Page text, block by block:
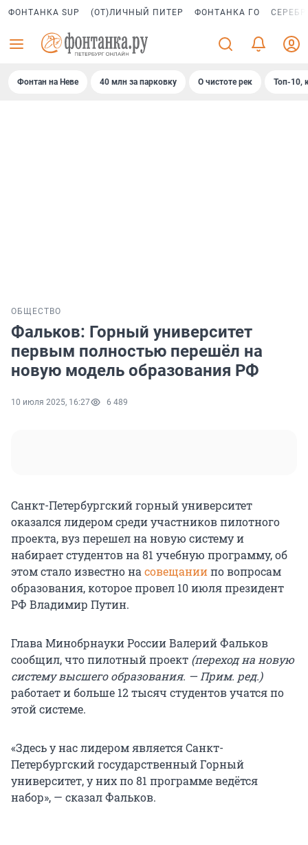
ФОНТАНКА SUP (ОТ)ЛИЧНЫЙ ПИТЕР ФОНТАНКА ГО
Фонтан на Неве 40 млн за парковку О чистоте рек Топ-10,
ОБЩЕСТВО
Фальков: Горный университет
первым полностью перешёл на
новую модель образования РФ
10 июля 2025, 16:27 6 489
Санкт-Петербургский горный университет
оказался лидером среди участников пилотного
проекта, вуз перешел на новую систему и
набирает студентов на 81 учебную программу, об
этом стало известно на совещаниипо вопросам
образования, которое провел 10 июля президент
РФ Владимир Путин.
Глава Минобрнауки России Валерий Фальков
сообщил, что пилотный проект (переход на новую
систему высшего образования. — Прим. ред.)
работает и больше 12 тысяч студентов учатся по
этой системе.
«Здесь у нас лидером является Санкт-
Петербургский государственный Горный
университет, у них по 81 программе ведётся
набор», — сказал Фальков.